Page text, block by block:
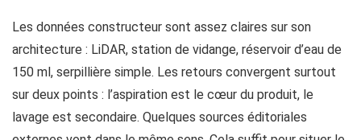
Les données constructeur sont assez claires sur son
architecture : LiDAR, station de vidange, réservoir d’eau de
150 ml, serpillière simple. Les retours convergent surtout
sur deux points : l’aspiration est le cœur du produit, le
lavage est secondaire. Quelques sources éditoriales